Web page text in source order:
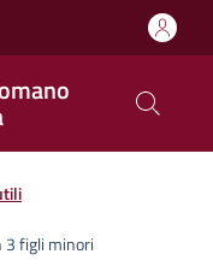
3 figli minori